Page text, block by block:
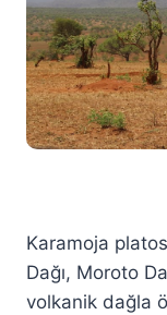
Karamoja
Dağı, Moroto
volkanik dağla